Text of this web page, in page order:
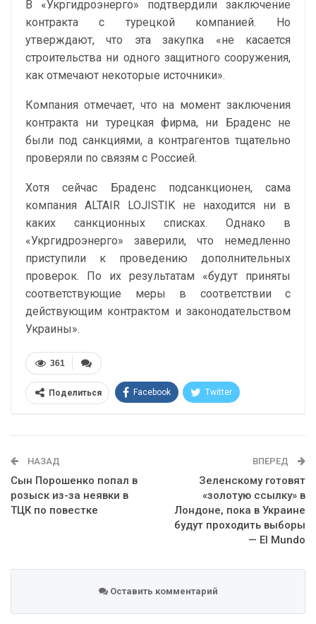
В «Укргидроэнерго» подтвердили заключение
контракта с турецкой компанией. Но
утверждают, что эта закупка «не касается
строительства ни одного защитного сооружения,
как отмечают некоторые источники».
Компания отмечает, что на момент заключения
контракта ни турецкая фирма, ни Браденс не
были под санкциями, а контрагентов тщательно
проверяли по связям с Россией.
Хотя сейчас Браденс подсанкционен, сама
компания ALTAIR LOJISTIK не находится ни в
каких санкционных списках. Однако в
«Укргидроэнерго» заверили, что немедленно
приступили к проведению дополнительных
проверок. По их результатам «будут приняты
соответствующие меры в соответствии с
действующим контрактом и законодательством
Украины».
361
Поделиться Facebook Twitter
НАЗАД
Сын Порошенко попал в
розыск из-за неявки в
ТЦК по повестке
ВПЕРЕД
Зеленскому готовят
«золотую ссылку» в
Лондоне, пока в Украине
будут проходить выборы
— El Mundo
Оставить комментарий